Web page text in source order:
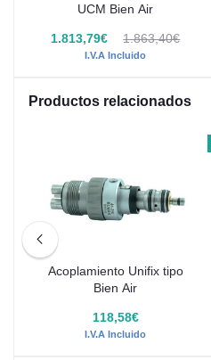
UCM Bien Air
1.813,79€ 1.863,40€
I.V.A Incluido
Productos relacionados
Acoplamiento Unifix tipo
Bien Air
118,58€
I.V.A Incluido